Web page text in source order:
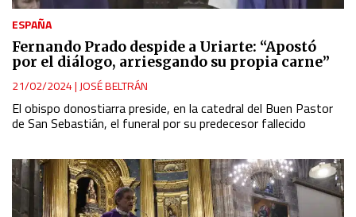
ESPAÑA
Fernando Prado despide a Uriarte: “Apostó
por el diálogo, arriesgando su propia carne”
21/02/2024| JOSÉ BELTRÁN
El obispo donostiarra preside, en la catedral del Buen Pastor
de San Sebastián, el funeral por su predecesor fallecido